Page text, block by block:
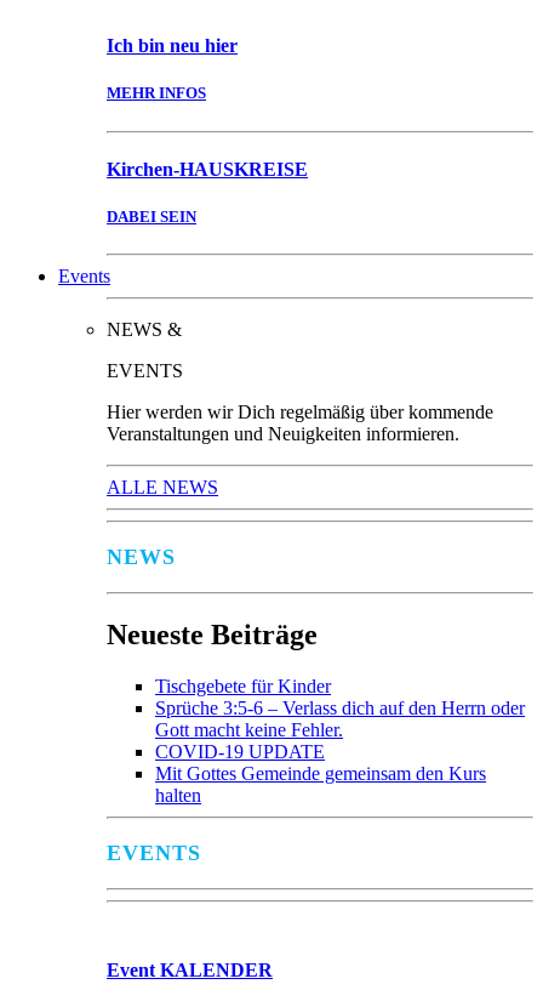
Ich bin neu hier
MEHR INFOS
Kirchen-HAUSKREISE
DABEI SEIN
Events
NEWS &
EVENTS
Hier werden wir Dich regelmäßig über kommende
Veranstaltungen und Neuigkeiten informieren.
ALLE NEWS
NEWS
Neueste Beiträge
Tischgebete für Kinder
Sprüche 3:5-6 – Verlass dich auf den Herrn oder
Gott macht keine Fehler.
COVID-19 UPDATE
Mit Gottes Gemeinde gemeinsam den Kurs
halten
EVENTS
Event KALENDER